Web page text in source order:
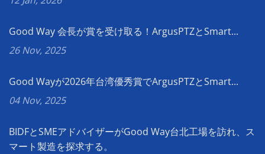
Good Way 会長が賞を受け取る！ArgusPTZとSmart...
26 Nov, 2025
Good Wayが2026年台湾優秀賞でArgusPTZとSmart...
04 Nov, 2025
BIDFとSMEアドバイザーがGood Way台北工場を訪れ、ス
マート製造を探求する。